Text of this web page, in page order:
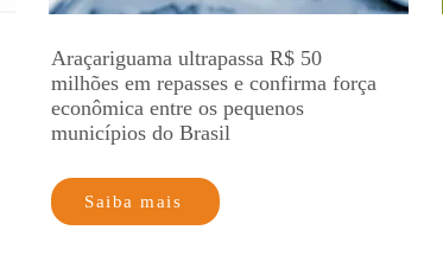
Araçariguama ultrapassa R$ 50
milhões em repasses e confirma força
econômica entre os pequenos
municípios do Brasil
Saiba mais